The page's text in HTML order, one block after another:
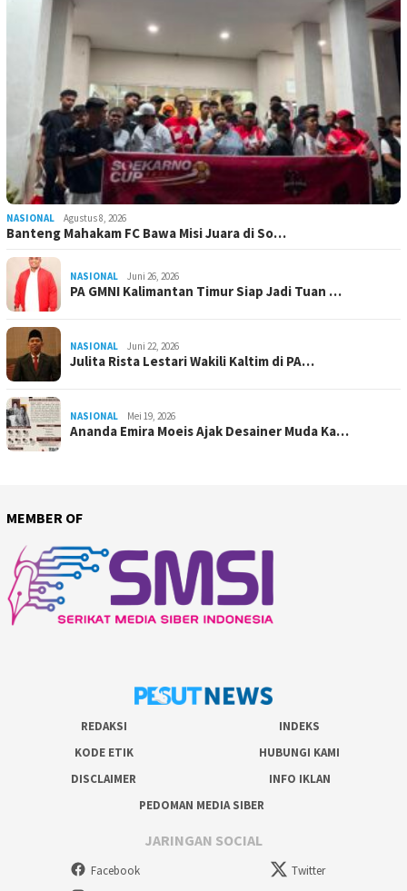
NASIONAL Agustus 8, 2026
Banteng Mahakam FC Bawa Misi Juara di So…
NASIONAL Juni 26, 2026
PA GMNI Kalimantan Timur Siap Jadi Tuan …
NASIONAL Juni 22, 2026
Julita Rista Lestari Wakili Kaltim di PA…
NASIONAL Mei 19, 2026
Ananda Emira Moeis Ajak Desainer Muda Ka…
MEMBER OF
REDAKSI
INDEKS
KODE ETIK
HUBUNGI KAMI
DISCLAIMER
INFO IKLAN
PEDOMAN MEDIA SIBER
JARINGAN SOCIAL
Facebook
Twitter